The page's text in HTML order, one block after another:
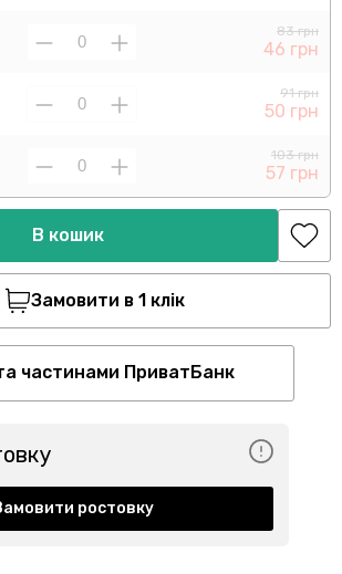
83 грн
46 грн
91 грн
50 грн
103 грн
57 грн
В кошик
Замовити в 1 клік
частинами ПриватБанк
ростовку